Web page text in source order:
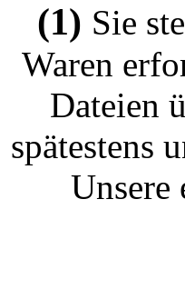
(1) Sie
Waren
Dateien
spätestens
Unsere